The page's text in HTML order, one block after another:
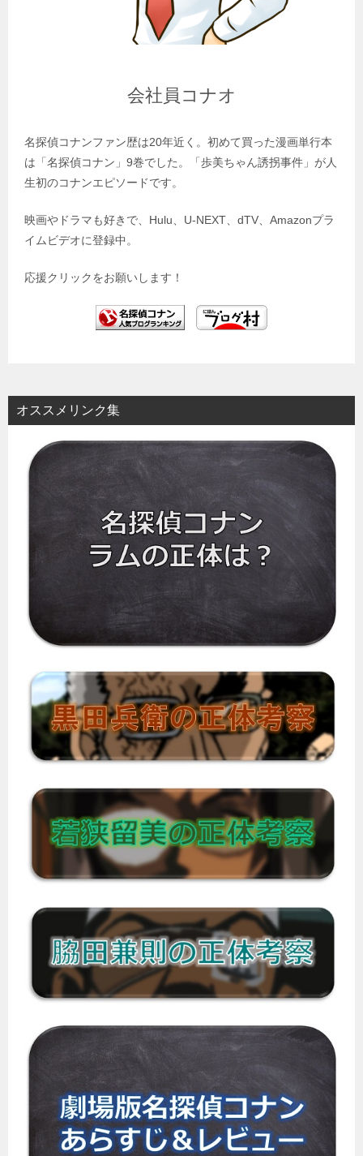
会社員コナオ
名探偵コナンファン歴は20年近く。初めて買った漫画単行本
は「名探偵コナン」9巻でした。「歩美ちゃん誘拐事件」が人
生初のコナンエピソードです。
映画やドラマも好きで、Hulu、U-NEXT、dTV、Amazonプラ
イムビデオに登録中。
応援クリックをお願いします！
オススメリンク集